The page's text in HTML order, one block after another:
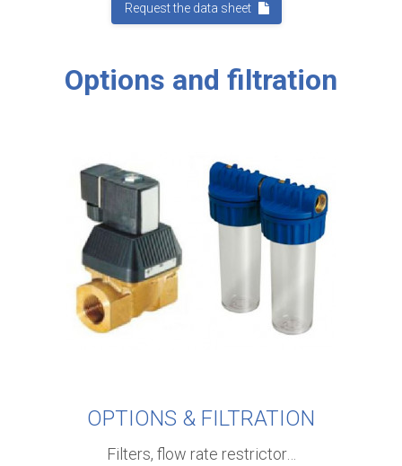
Request the data sheet
Options and filtration
OPTIONS & FILTRATION
Filters, flow rate restrictor…